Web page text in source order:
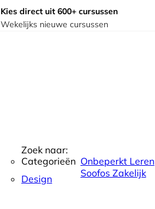
Kies direct uit 600+ cursussen
Wekelijks nieuwe cursussen
Onbeperkt Leren
Soofos Zakelijk
Categorieën
Design
Zoek naar: